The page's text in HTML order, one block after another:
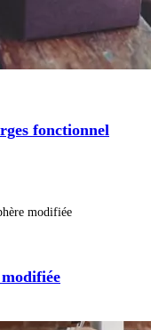
fonctionnel